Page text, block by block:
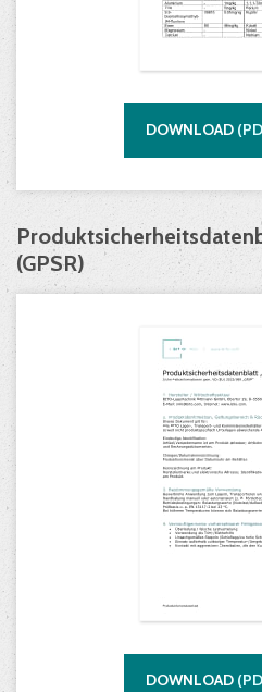
DOWNLOAD (
(GPSR)
DOWNLOAD (